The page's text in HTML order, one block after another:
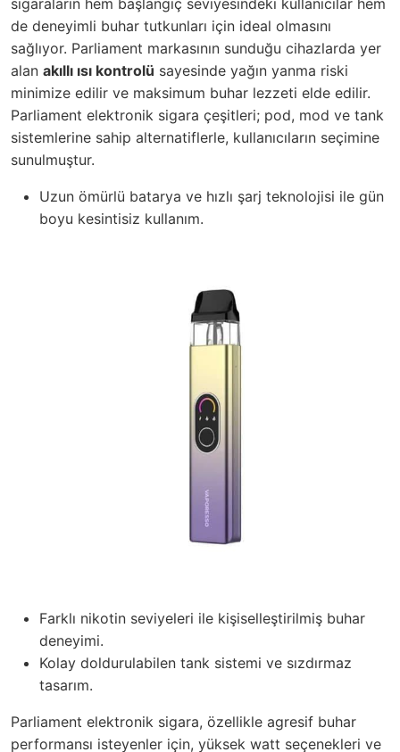
sigaraların hem başlangıç seviyesindeki kullanıcılar hem
de deneyimli buhar tutkunları için ideal olmasını
sağlıyor. Parliament markasının sunduğu cihazlarda yer
alan akıllı ısı kontrolü sayesinde yağın yanma riski
minimize edilir ve maksimum buhar lezzeti elde edilir.
Parliament elektronik sigara çeşitleri; pod, mod ve tank
sistemlerine sahip alternatiflerle, kullanıcıların seçimine
sunulmuştur.
Uzun ömürlü batarya ve hızlı şarj teknolojisi ile gün
boyu kesintisiz kullanım.
Farklı nikotin seviyeleri ile kişiselleştirilmiş buhar
deneyimi.
Kolay doldurulabilen tank sistemi ve sızdırmaz
tasarım.
Parliament elektronik sigara, özellikle agresif buhar
performansı isteyenler için, yüksek watt seçenekleri ve